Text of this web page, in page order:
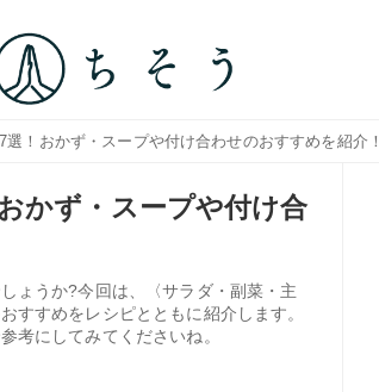
！おかず・スープや付け合わせのおすすめを紹介！
かず・スープや付け合
ょうか?今回は、〈サラダ・副菜・主
すすめをレシピとともに紹介します。
考にしてみてくださいね。